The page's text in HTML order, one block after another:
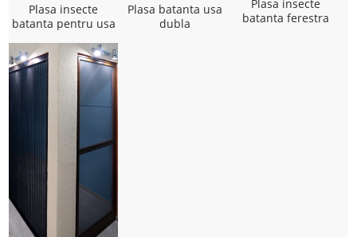
Plasa insecte
batanta pentru usa
Plasa batanta usa
dubla
Plasa insecte
batanta ferestra